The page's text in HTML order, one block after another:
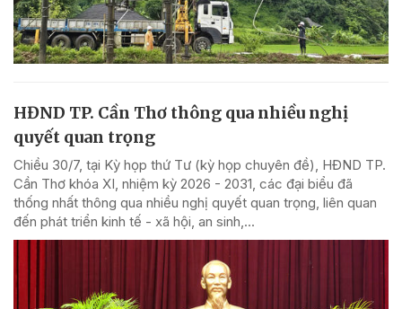
HĐND TP. Cần Thơ thông qua nhiều nghị
quyết quan trọng
Chiều 30/7, tại Kỳ họp thứ Tư (kỳ họp chuyên đề), HĐND TP.
Cần Thơ khóa XI, nhiệm kỳ 2026 - 2031, các đại biểu đã
thống nhất thông qua nhiều nghị quyết quan trọng, liên quan
đến phát triển kinh tế - xã hội, an sinh,...